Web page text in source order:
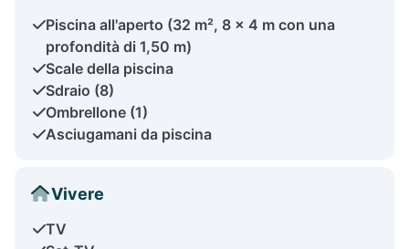
Piscina all'aperto (32 m², 8 x 4 m con una
profondità di 1,50 m)
Scale della piscina
Sdraio (8)
Ombrellone (1)
Asciugamani da piscina
Vivere
TV